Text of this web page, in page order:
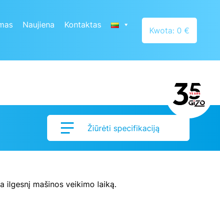
Kwota: 0 €
Naujiena Kontaktas
Žiūrėti specifikaciją
ilgesnį mašinos veikimo laiką.